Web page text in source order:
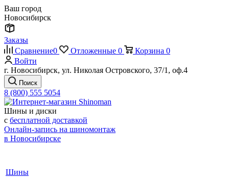
Ваш город
Новосибирск
Заказы
Сравнение0 Отложенные 0 Корзина 0
Войти
г. Новосибирск, ул. Николая Островского, 37/1, оф.4
Поиск
8 (800) 555 5054
Шины и диски
с бесплатной доставкой
Онлайн-запись на шиномонтаж
в Новосибирске
Шины